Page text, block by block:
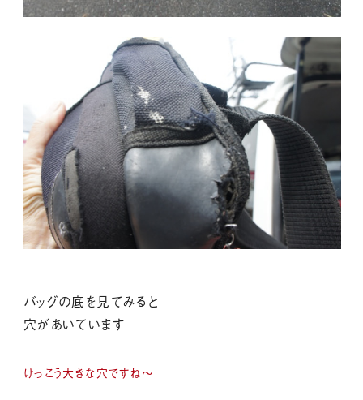
バッグの底を見てみると
穴があいています
けっこう大きな穴ですね～